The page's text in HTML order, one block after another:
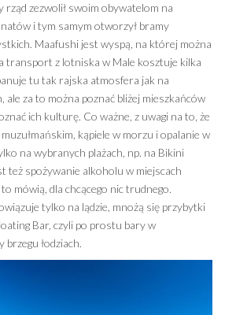
zezwolił swoim obywatelom na
i tym samym otworzył bramy
Maafushi jest wyspą, na której można
transport z lotniska w Male kosztuje kilka
tu tak rajska atmosfera jak na
ale za to można poznać bliżej mieszkańców
ich kulturę. Co ważne, z uwagi na to, że
kąpiele w morzu i opalanie w
na wybranych plażach, np. na Bikini
też spożywanie alkoholu w miejscach
mówią, dla chcącego nic trudnego.
tylko na lądzie, mnożą się przybytki
Bar, czyli po prostu bary w
łodziach.